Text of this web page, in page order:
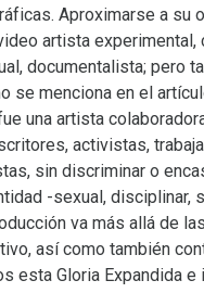
Aproximarse a su
artista experimental,
documentalista; pero
se menciona en el
una artista
activistas,
sin discriminar o
-sexual, disciplinar,
va más allá de
así como también
esta Gloria Expandida e